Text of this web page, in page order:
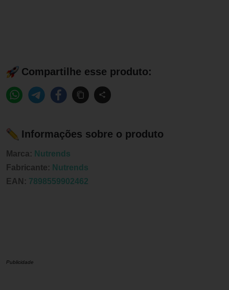
Compartilhe esse produto:
Informações sobre o produto
Marca: Nutrends
Fabricante: Nutrends
EAN: 7898559902462
Publicidade